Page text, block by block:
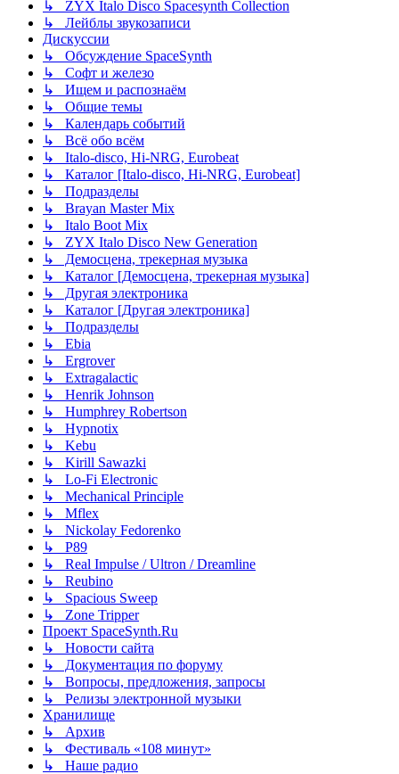
↳ ZYX Italo Disco Spacesynth Collection
↳ Лейблы звукозаписи
Дискуссии
↳ Обсуждение SpaceSynth
↳ Софт и железо
↳ Ищем и распознаём
↳ Общие темы
↳ Календарь событий
↳ Всё обо всём
↳ Italo-disco, Hi-NRG, Eurobeat
↳ Каталог [Italo-disco, Hi-NRG, Eurobeat]
↳ Подразделы
↳ Brayan Master Mix
↳ Italo Boot Mix
↳ ZYX Italo Disco New Generation
↳ Демосцена, трекерная музыка
↳ Каталог [Демосцена, трекерная музыка]
↳ Другая электроника
↳ Каталог [Другая электроника]
↳ Подразделы
↳ Ebia
↳ Ergrover
↳ Extragalactic
↳ Henrik Johnson
↳ Humphrey Robertson
↳ Hypnotix
↳ Kebu
↳ Kirill Sawazki
↳ Lo-Fi Electronic
↳ Mechanical Principle
↳ Mflex
↳ Nickolay Fedorenko
↳ P89
↳ Real Impulse / Ultron / Dreamline
↳ Reubino
↳ Spacious Sweep
↳ Zone Tripper
Проект SpaceSynth.Ru
↳ Новости сайта
↳ Документация по форуму
↳ Вопросы, предложения, запросы
↳ Релизы электронной музыки
Хранилище
↳ Архив
↳ Фестиваль «108 минут»
↳ Наше радио